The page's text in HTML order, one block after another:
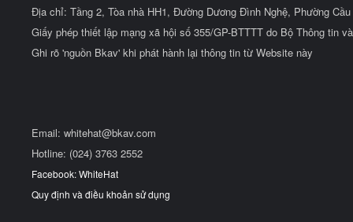
Địa chỉ: Tầng 2, Tòa nhà HH1, Đường Dương Đình Nghệ, Phường
Giấy phép thiết lập mạng xã hội số 355/GP-BTTTT do Bộ Thông tin
Ghi rõ 'nguồn Bkav' khi phát hành lại thông tin từ Website này
Email: whitehat@bkav.com
Hotline: (024) 3763 2552
Facebook: WhiteHat
Quy định và điều khoản sử dụng